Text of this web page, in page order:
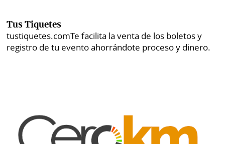
Tus Tiquetes
tustiquetes.comTe facilita la venta de los boletos y
registro de tu evento ahorrándote proceso y dinero.